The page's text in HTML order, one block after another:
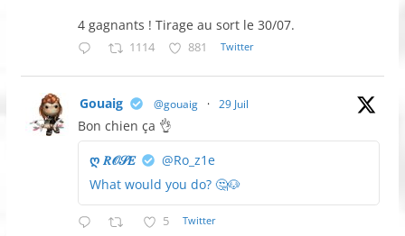
4 gagnants ! Tirage au sort le 30/07.
1114 881 Twitter
Gouaig @gouaig · 29 Juil
Bon chien ça 👌
ღ 𝑅𝒪𝒮𝐸
@Ro_z1e
What would you do? 🤔🐶
5 Twitter